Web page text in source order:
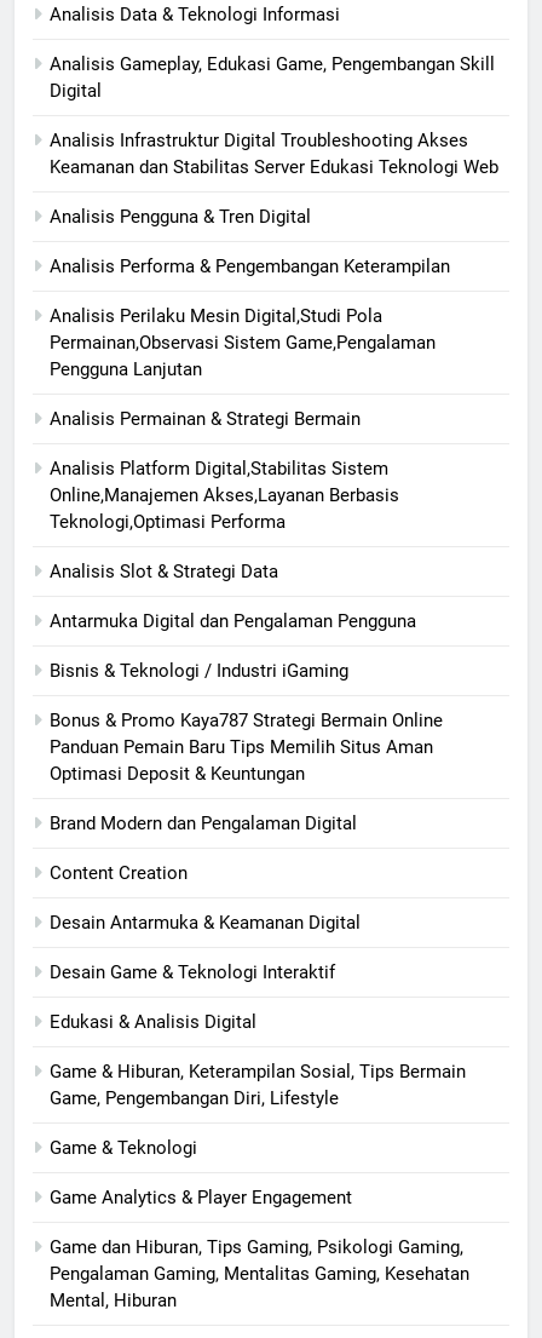
Analisis Data & Teknologi Informasi
Analisis Gameplay, Edukasi Game, Pengembangan Skill
Digital
Analisis Infrastruktur Digital Troubleshooting Akses
Keamanan dan Stabilitas Server Edukasi Teknologi Web
Analisis Pengguna & Tren Digital
Analisis Performa & Pengembangan Keterampilan
Analisis Perilaku Mesin Digital,Studi Pola
Permainan,Observasi Sistem Game,Pengalaman
Pengguna Lanjutan
Analisis Permainan & Strategi Bermain
Analisis Platform Digital,Stabilitas Sistem
Online,Manajemen Akses,Layanan Berbasis
Teknologi,Optimasi Performa
Analisis Slot & Strategi Data
Antarmuka Digital dan Pengalaman Pengguna
Bisnis & Teknologi / Industri iGaming
Bonus & Promo Kaya787 Strategi Bermain Online
Panduan Pemain Baru Tips Memilih Situs Aman
Optimasi Deposit & Keuntungan
Brand Modern dan Pengalaman Digital
Content Creation
Desain Antarmuka & Keamanan Digital
Desain Game & Teknologi Interaktif
Edukasi & Analisis Digital
Game & Hiburan, Keterampilan Sosial, Tips Bermain
Game, Pengembangan Diri, Lifestyle
Game & Teknologi
Game Analytics & Player Engagement
Game dan Hiburan, Tips Gaming, Psikologi Gaming,
Pengalaman Gaming, Mentalitas Gaming, Kesehatan
Mental, Hiburan